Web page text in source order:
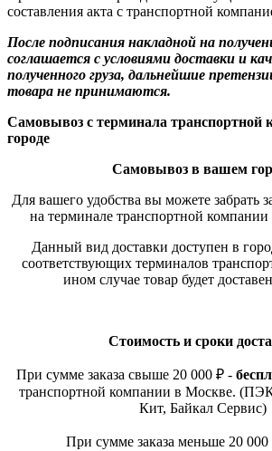
составления акта с транспортной
После подписания накладной на
соглашается с условиями доставки и
полученного груза, дальнейшие
товара не принимаются.
Самовывоз с терминала транспортной
городе
Самовывоз в вашем
Для вашего удобства вы можете забрать
на терминале транспортной
Данный вид доставки доступен в
соответствующих терминалов
ином случае товар будет
Стоимость и сроки
При сумме заказа свыше 20 000 ₽ -
транспортной компании в Москве.
Кит, Байкал Сервис)
При сумме заказа меньше 20